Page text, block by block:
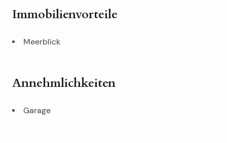
Immobilienvorteile
Meerblick
Annehmlichkeiten
Garage